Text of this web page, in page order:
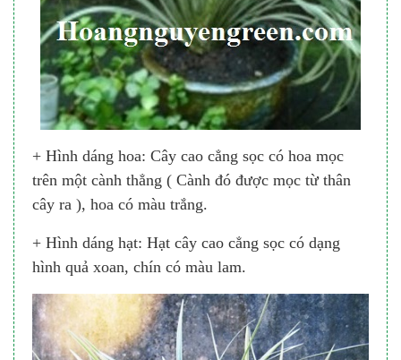
+ Hình dáng hoa: Cây cao cẳng sọc có hoa mọc
trên một cành thẳng ( Cành đó được mọc từ thân
cây ra ), hoa có màu trắng.
+ Hình dáng hạt: Hạt cây cao cẳng sọc có dạng
hình quả xoan, chín có màu lam.